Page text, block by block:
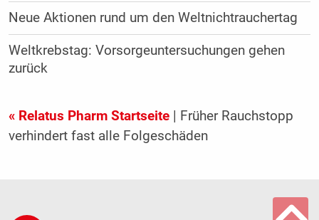
Neue Aktionen rund um den Weltnichtrauchertag
Weltkrebstag: Vorsorgeuntersuchungen gehen
zurück
« Relatus Pharm Startseite| Früher Rauchstopp
verhindert fast alle Folgeschäden